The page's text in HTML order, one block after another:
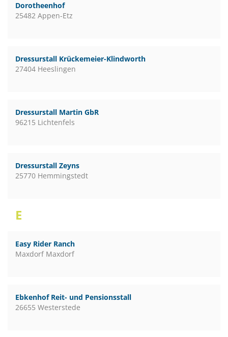
Dorotheenhof
25482 Appen-Etz
Dressurstall Krückemeier-Klindworth
27404 Heeslingen
Dressurstall Martin GbR
96215 Lichtenfels
Dressurstall Zeyns
25770 Hemmingstedt
E
Easy Rider Ranch
Maxdorf Maxdorf
Ebkenhof Reit- und Pensionsstall
26655 Westerstede